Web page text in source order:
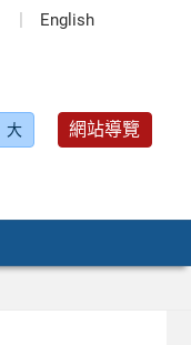
English
大 網站導覽